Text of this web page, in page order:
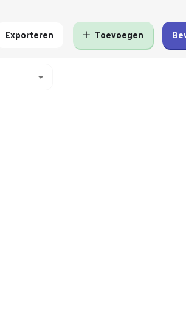
Exporteren Toevoegen